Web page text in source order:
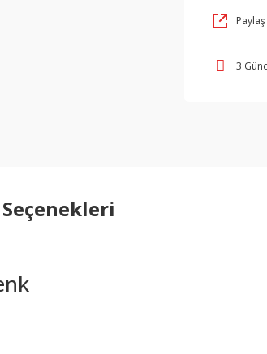
Paylaş
3